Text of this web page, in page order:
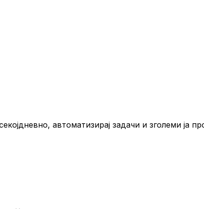
автоматизирај задачи и зголеми ја